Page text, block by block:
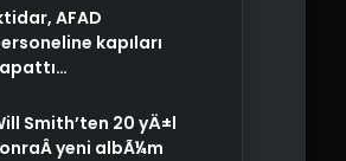
AFAD
kapıları
Smith’ten 20 yÄ±l
yeni albÃ¼m